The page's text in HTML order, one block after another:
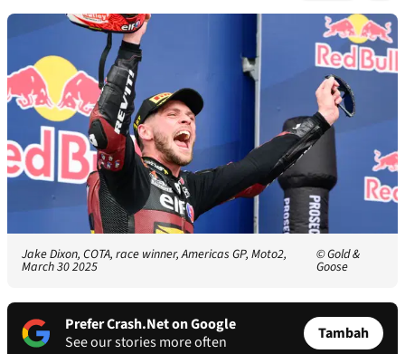
Jake Dixon, COTA, race winner, Americas GP, Moto2,
March 30 2025
© Gold &
Goose
Prefer Crash.Net on Google
See our stories more often
Tambah